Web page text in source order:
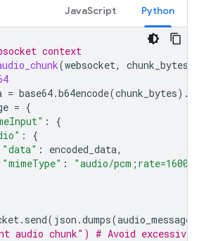
Python
JavaScript
context
(websocket, chunk_bytes
= base64.b64encode(chunk_bytes) .
= {
:
{
:
{
"data" : encoded_data,
"mimeType" :
"audio/
. send( json .dumps(audio_message
audio chunk") # Avoid excessive